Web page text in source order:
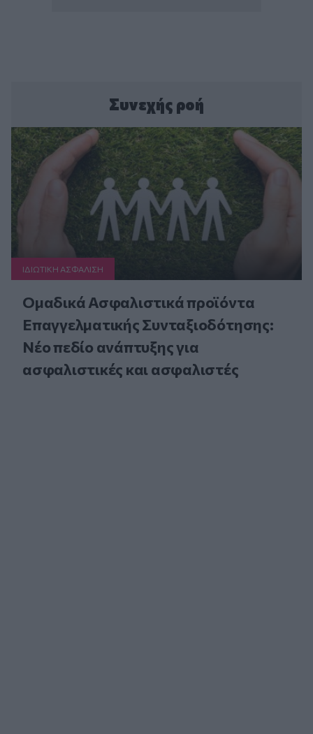
Συνεχής ροή
ΙΔΙΩΤΙΚΗ ΑΣΦAΛΙΣΗ
Ομαδικά Ασφαλιστικά προϊόντα
Επαγγελματικής Συνταξιοδότησης:
Νέο πεδίο ανάπτυξης για
ασφαλιστικές και ασφαλιστές